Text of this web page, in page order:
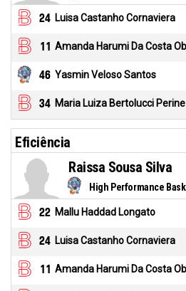
24 Luisa Castanho Cornaviera
11 Amanda Harumi Da Costa
46 Yasmin Veloso Santos
34 Maria Luiza Bertolucci Perine
Eficiência
Raissa Sousa Silva
22 Mallu Haddad Longato
24 Luisa Castanho Cornaviera
11 Amanda Harumi Da Costa